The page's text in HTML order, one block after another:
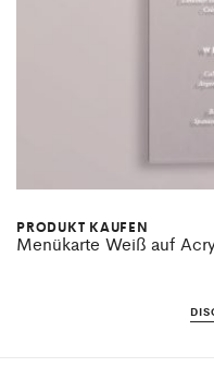
PRODUKT KAUFEN
Menükarte Weiß auf